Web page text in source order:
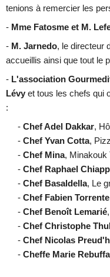
tenions à remercier les
- Mme Fatosme et M.
- M. Jarnedo, le directeur
accueillis ainsi que tout le
- L'association
Lévy et tous les chefs qui
:
- Chef Adel Dakkar,
- Chef Yvan Cotta,
- Chef Mina, Minakouk
- Chef Raphael
- Chef Basaldella, Le
- Chef Fabien Torrente
- Chef Benoît Lemarié
- Chef Christophe
- Chef Nicolas
- Cheffe Marie